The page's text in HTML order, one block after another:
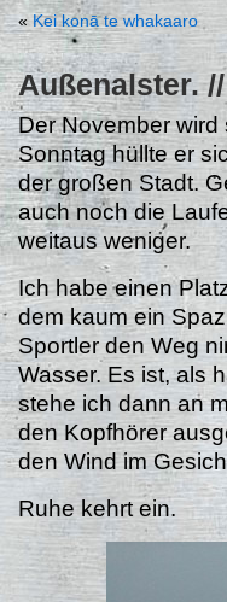
« Kei konā te whakaaro
Außenalster.
Der November
Sonntag hüllte er
der großen Stadt.
auch noch die
weitaus weniger.
Ich habe einen
dem kaum ein
Sportler den Weg
Wasser. Es ist, als
stehe ich dann an
den Kopfhörer
den Wind im
Ruhe kehrt ein.